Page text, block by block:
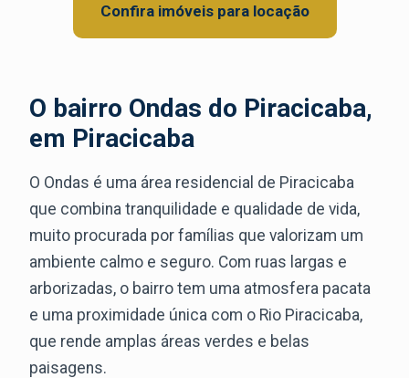
Confira imóveis para locação
O bairro Ondas do Piracicaba,
em Piracicaba
O Ondas é uma área residencial de Piracicaba
que combina tranquilidade e qualidade de vida,
muito procurada por famílias que valorizam um
ambiente calmo e seguro. Com ruas largas e
arborizadas, o bairro tem uma atmosfera pacata
e uma proximidade única com o Rio Piracicaba,
que rende amplas áreas verdes e belas
paisagens.